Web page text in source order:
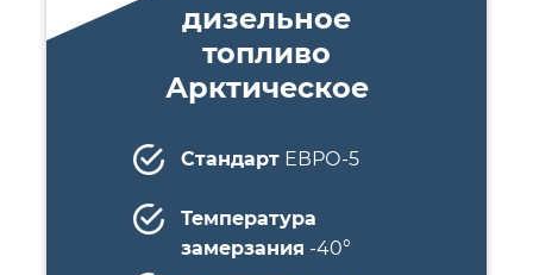
дизельное
топливо
Арктическое
СтандартЕВРО-5
Температура
замерзания -40°